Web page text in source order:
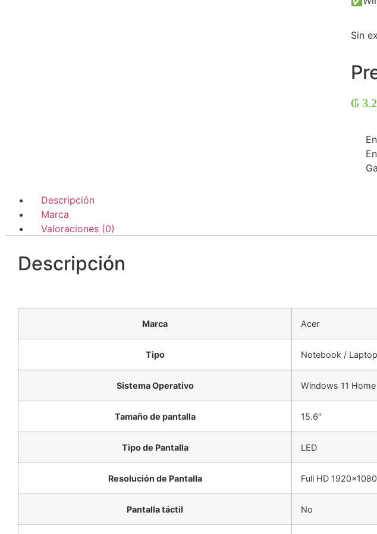
Sin
₲
Descripción
Marca
Valoraciones (0)
Descripción
Marca Acer
Tipo Notebook / Laptop
Sistema Operativo Windows 11 Home
Tamaño de pantalla 15.6″
Tipo de Pantalla LED
Resolución de Pantalla Full HD
Pantalla táctil No